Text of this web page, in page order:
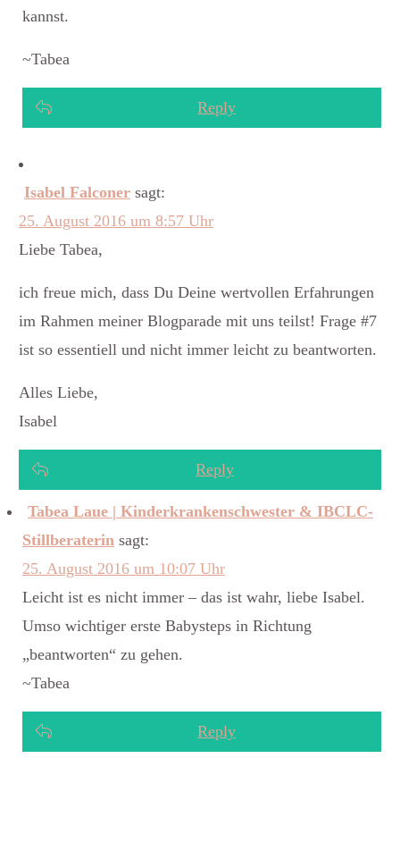
kannst.
~Tabea
Reply
Isabel Falconer sagt:
25. August 2016 um 8:57 Uhr
Liebe Tabea,
ich freue mich, dass Du Deine wertvollen Erfahrungen
im Rahmen meiner Blogparade mit uns teilst! Frage #7
ist so essentiell und nicht immer leicht zu beantworten.
Alles Liebe,
Isabel
Reply
Tabea Laue | Kinderkrankenschwester & IBCLC-
Stillberaterin sagt:
25. August 2016 um 10:07 Uhr
Leicht ist es nicht immer – das ist wahr, liebe Isabel.
Umso wichtiger erste Babysteps in Richtung
„beantworten“ zu gehen.
~Tabea
Reply